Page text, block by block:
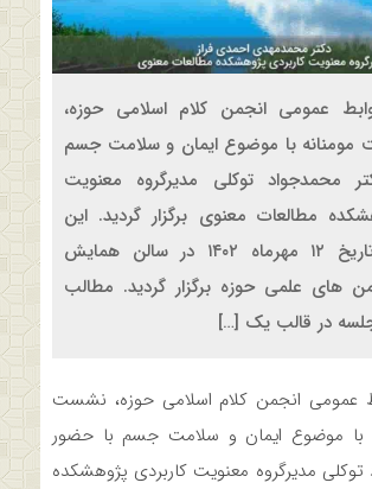
عمومی انجمن کلام اسلامی حوزه،
با موضوع ایمان و سلامت جسم
محمدجواد توکلی مدیرگروه معنویت
مطالعات معنوی برگزار گردید. این
نشست در تاریخ ۱۲ مهرماه ۱۴۰۲ در سالن همایش
های علمی حوزه برگزار گردید. مطالب
جلسه در قالب یک […]
عمومی انجمن کلام اسلامی حوزه، نشست
با موضوع ایمان و سلامت جسم با حضور
مدیرگروه معنویت کاربردی پژوهشکده